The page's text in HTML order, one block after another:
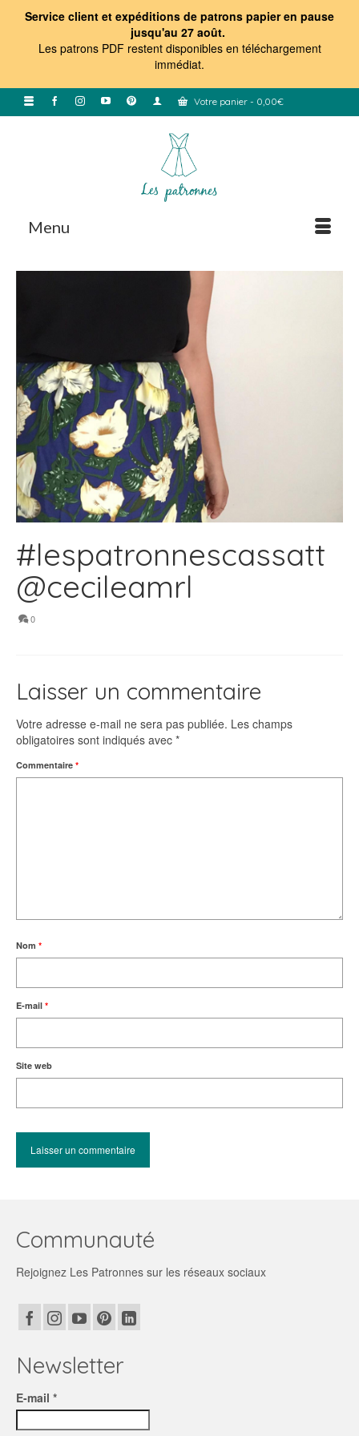
Service client et expéditions de patrons papier en pause
jusqu'au 27 août.
Les patrons PDF restent disponibles en téléchargement
immédiat.
Votre panier - 0,00€
Menu
#lespatronnescassatt
@cecileamrl
0
Laisser un commentaire
Votre adresse e-mail ne sera pas publiée. Les champs
obligatoires sont indiqués avec *
Commentaire *
Nom *
E-mail *
Site web
Communauté
Rejoignez Les Patronnes sur les réseaux sociaux
Newsletter
E-mail *